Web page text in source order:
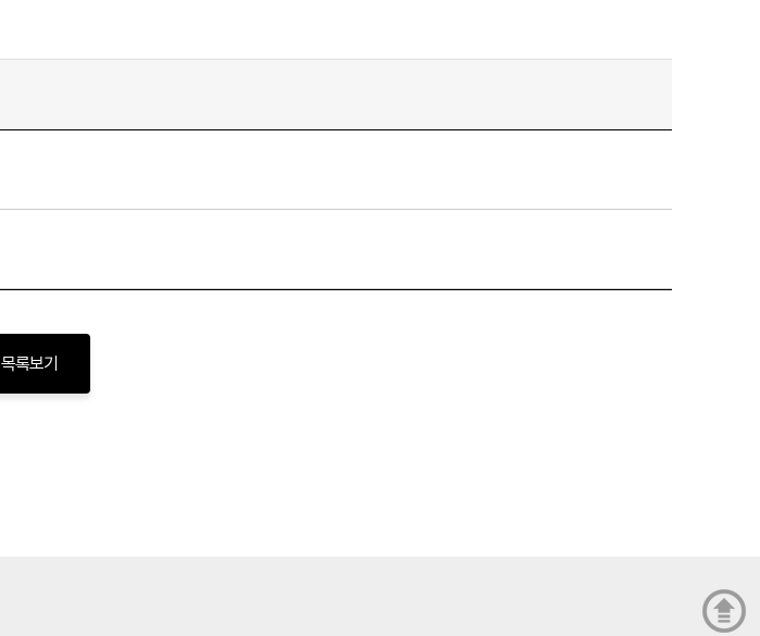
목록보기